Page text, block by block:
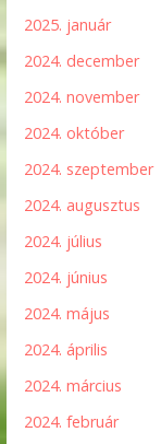
2025. január
2024. december
2024. november
2024. október
2024. szeptember
2024. augusztus
2024. július
2024. június
2024. május
2024. április
2024. március
2024. február